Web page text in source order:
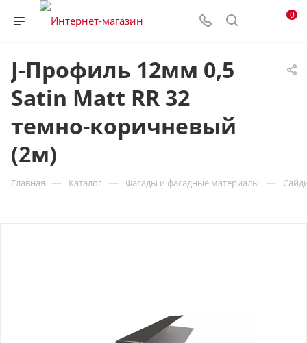
0
J-Профиль 12мм 0,5
Satin Matt RR 32
темно-коричневый
(2м)
Главная — Каталог — Фасады и фасадные материалы —